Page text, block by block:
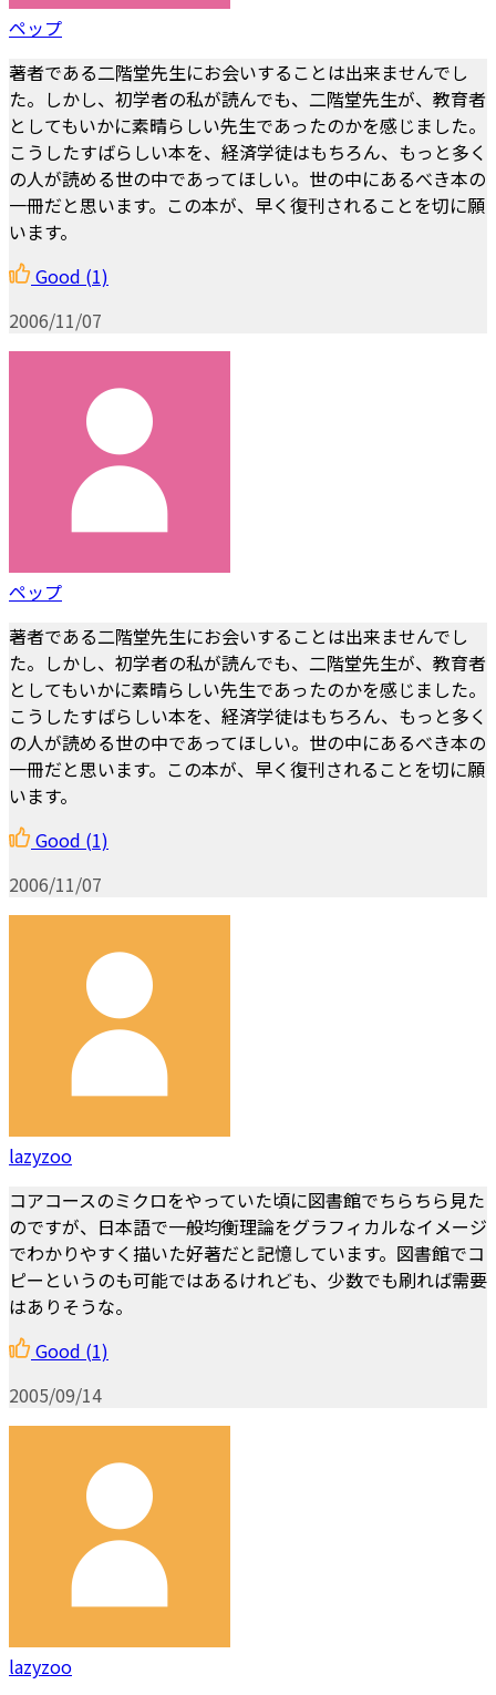
ペップ
著者である二階堂先生にお会いすることは出来ませんでし
た。しかし、初学者の私が読んでも、二階堂先生が、教育者
としてもいかに素晴らしい先生であったのかを感じました。
こうしたすばらしい本を、経済学徒はもちろん、もっと多く
の人が読める世の中であってほしい。世の中にあるべき本の
一冊だと思います。この本が、早く復刊されることを切に願
います。
Good (1)
2006/11/07
ペップ
著者である二階堂先生にお会いすることは出来ませんでし
た。しかし、初学者の私が読んでも、二階堂先生が、教育者
としてもいかに素晴らしい先生であったのかを感じました。
こうしたすばらしい本を、経済学徒はもちろん、もっと多く
の人が読める世の中であってほしい。世の中にあるべき本の
一冊だと思います。この本が、早く復刊されることを切に願
います。
Good (1)
2006/11/07
lazyzoo
コアコースのミクロをやっていた頃に図書館でちらちら見た
のですが、日本語で一般均衡理論をグラフィカルなイメージ
でわかりやすく描いた好著だと記憶しています。図書館でコ
ピーというのも可能ではあるけれども、少数でも刷れば需要
はありそうな。
Good (1)
2005/09/14
lazyzoo